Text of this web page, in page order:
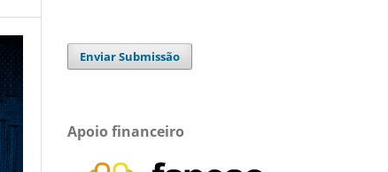
Enviar Submissão
Apoio financeiro